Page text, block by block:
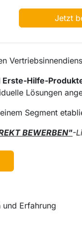
Jetzt
Hilfe-
Lösungen
Segment
BEWERBEN"-
Erfahrung